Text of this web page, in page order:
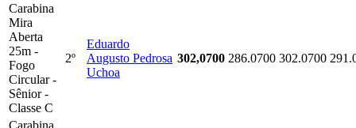
Carabina
Mira
Aberta
25m -
Fogo
Circular -
Sênior -
Classe C
2º
Eduardo
Augusto Pedrosa
Uchoa
302,0700 286.0700 302.0700
Carabina